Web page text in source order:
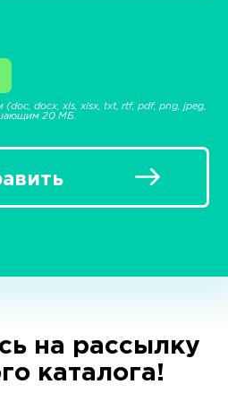
docx, xls, xlsx, txt, rtf, pdf, png, jpeg,
20 МБ.
на рассылку
каталога!